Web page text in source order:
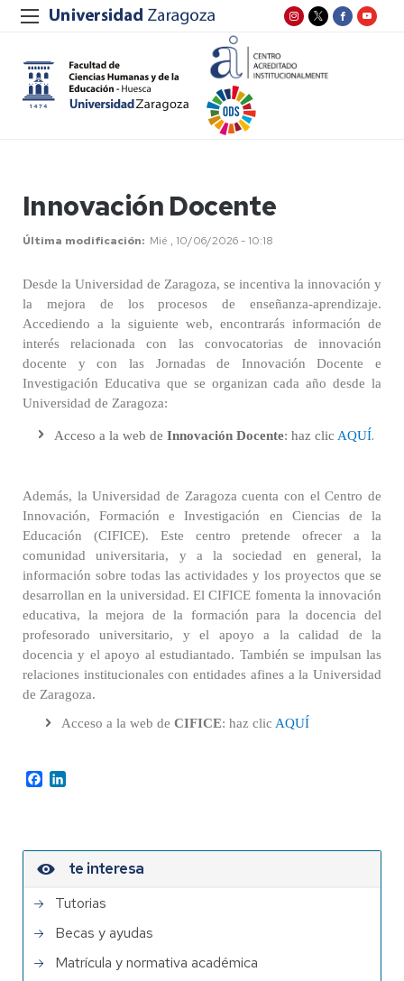
Innovación Docente
Última modificación Mié , 10/06/2026 - 10:18
Desde la Universidad de Zaragoza, se incentiva la innovación y
la mejora de los procesos de enseñanza-aprendizaje.
Accediendo a la siguiente web, encontrarás información de
interés relacionada con las convocatorias de innovación
docente y con las Jornadas de Innovación Docente e
Investigación Educativa que se organizan cada año desde la
Universidad de Zaragoza:
Acceso a la web de Innovación Docente: haz clic AQUÍ.
Además, la Universidad de Zaragoza cuenta con el Centro de
Innovación, Formación e Investigación en Ciencias de la
Educación (CIFICE). Este centro pretende ofrecer a la
comunidad universitaria, y a la sociedad en general, la
información sobre todas las actividades y los proyectos que se
desarrollan en la universidad. El CIFICE fomenta la innovación
educativa, la mejora de la formación para la docencia del
profesorado universitario, y el apoyo a la calidad de la
docencia y el apoyo al estudiantado. También se impulsan las
relaciones institucionales con entidades afines a la Universidad
de Zaragoza.
Acceso a la web de CIFICE: haz clic AQUÍ
Facebook
te interesa
Tutorias
Becas y ayudas
Matrícula y normativa académica